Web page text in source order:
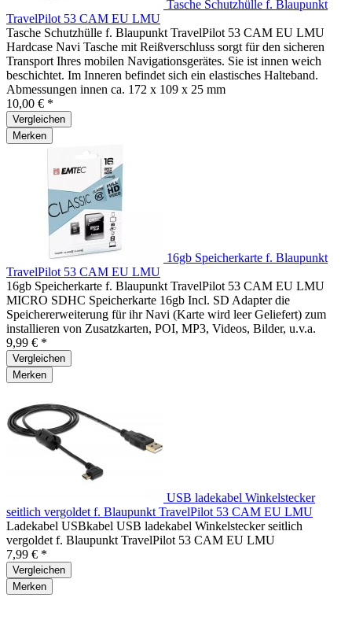
Tasche Schutzhülle f. Blaupunkt
TravelPilot 53 CAM EU LMU
Tasche Schutzhülle f. Blaupunkt TravelPilot 53 CAM EU LMU
Hardcase Navi Tasche mit Reißverschluss sorgt für den sicheren
Transport Ihres mobilen Navigationsgerätes. Sie ist innen weich
beschichtet. Im Inneren befindet sich ein elastisches Halteband.
Abmessungen innen ca. 172 x 109 x 25 mm
10,00 € *
Vergleichen
Merken
16gb Speicherkarte f. Blaupunkt
TravelPilot 53 CAM EU LMU
16gb Speicherkarte f. Blaupunkt TravelPilot 53 CAM EU LMU
MICRO SDHC Speicherkarte 16gb Incl. SD Adapter die
Speichererweiterung für ihr Navi (Karte wird leer Geliefert) zum
installieren von Zusatzkarten, POI, MP3, Videos, Bilder, u.v.a.
9,99 € *
Vergleichen
Merken
USB ladekabel Winkelstecker
seitlich vergoldet f. Blaupunkt TravelPilot 53 CAM EU LMU
Ladekabel USBkabel USB ladekabel Winkelstecker seitlich
vergoldet f. Blaupunkt TravelPilot 53 CAM EU LMU
7,99 € *
Vergleichen
Merken